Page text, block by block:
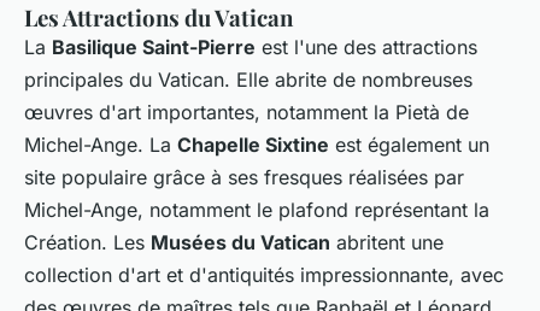
Les Attractions du Vatican
La Basilique Saint-Pierre est l'une des attractions
principales du Vatican. Elle abrite de nombreuses
œuvres d'art importantes, notamment la Pietà de
Michel-Ange. La Chapelle Sixtine est également un
site populaire grâce à ses fresques réalisées par
Michel-Ange, notamment le plafond représentant la
Création. Les Musées du Vatican abritent une
collection d'art et d'antiquités impressionnante, avec